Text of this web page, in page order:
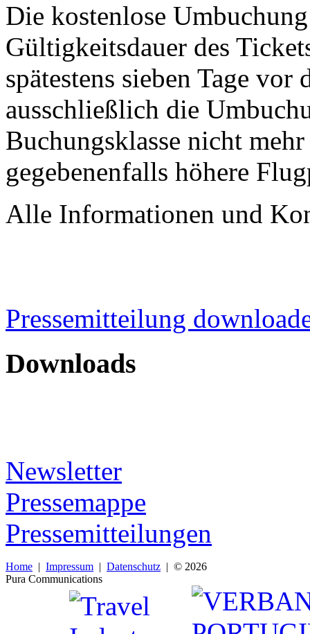
Die kostenlose
Gültigkeitsdauer des
spätestens sieben Tage
ausschließlich die
Buchungsklasse nicht
gegebenenfalls höhere
Alle Informationen und
Pressemitteilung
Downloads
Newsletter
Pressemappe
Pressemitteilungen
Home | Impressum | Datenschutz | © 2026
Pura Communications